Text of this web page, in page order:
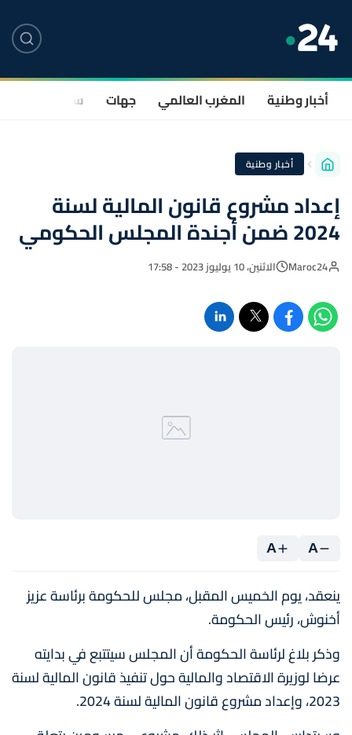
أخبار وطنية المغرب العالمي جهات سياسة
أخبار وطنية
إعداد مشروع قانون المالية لسنة
2024 ضمن أجندة المجلس الحكومي
Maroc24 الاثنين، 10 يوليوز 2023 - 17:58
A
A
ينعقد، يوم الخميس المقبل، مجلس للحكومة برئاسة عزيز
أخنوش، رئيس الحكومة.
وذكر بلاغ لرئاسة الحكومة أن المجلس سيتتبع في بدايته
عرضا لوزيرة الاقتصاد والمالية حول تنفيذ قانون المالية لسنة
2023، وإعداد مشروع قانون المالية لسنة 2024.